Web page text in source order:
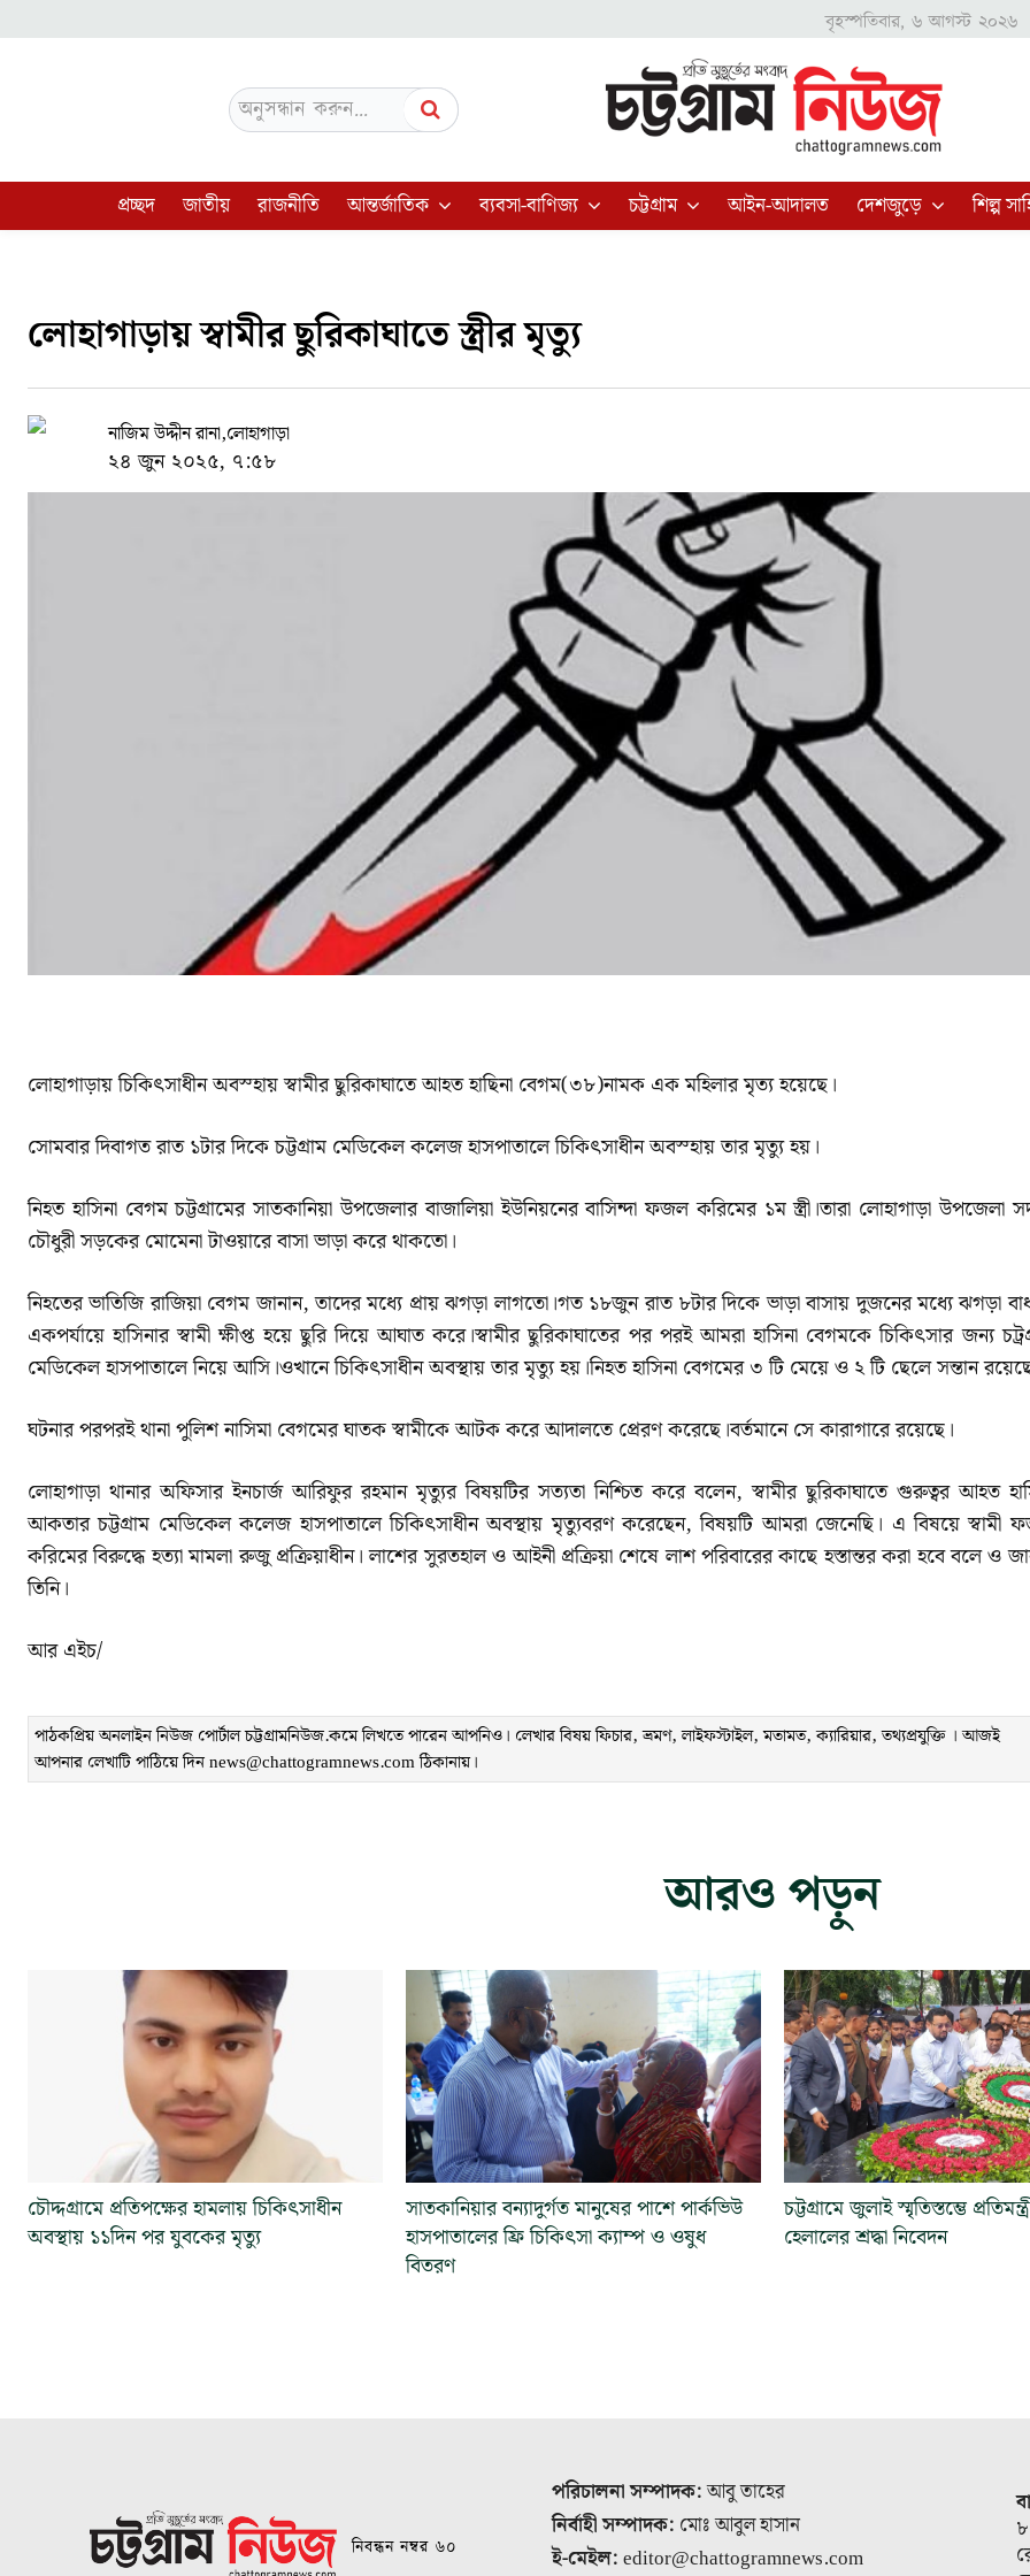
বৃহস্পতিবার, ৬ আগস্ট ২০২৬
অনুসন্ধান করুন...
প্রচ্ছদ জাতীয় রাজনীতি আন্তর্জাতিক ব্যবসা-বাণিজ্য চট্টগ্রাম আইন-আদালত দেশজুড়ে শিল্প
লোহাগাড়ায় স্বামীর ছুরিকাঘাতে স্ত্রীর মৃত্যু
নাজিম উদ্দীন রানা,লোহাগাড়া
২৪ জুন ২০২৫, ৭:৫৮
লোহাগাড়ায় চিকিৎসাধীন অবস্হায় স্বামীর ছুরিকাঘাতে আহত হাছিনা বেগম(৩৮)নামক এক মহিলার মৃত্য হয়েছে।
সোমবার দিবাগত রাত ১টার দিকে চট্টগ্রাম মেডিকেল কলেজ হাসপাতালে চিকিৎসাধীন অবস্হায় তার মৃত্যু হয়।
নিহত হাসিনা বেগম চট্টগ্রামের সাতকানিয়া উপজেলার বাজালিয়া ইউনিয়নের বাসিন্দা ফজল করিমের ১ম স্ত্রী।তারা লোহাগাড়া উপজেলা
চৌধুরী সড়কের মোমেনা টাওয়ারে বাসা ভাড়া করে থাকতো।
নিহতের ভাতিজি রাজিয়া বেগম জানান, তাদের মধ্যে প্রায় ঝগড়া লাগতো।গত ১৮জুন রাত ৮টার দিকে ভাড়া বাসায় দুজনের মধ্যে ঝগড়া
একপর্যায়ে হাসিনার স্বামী ক্ষীপ্ত হয়ে ছুরি দিয়ে আঘাত করে।স্বামীর ছুরিকাঘাতের পর পরই আমরা হাসিনা বেগমকে চিকিৎসার জন্য
মেডিকেল হাসপাতালে নিয়ে আসি।ওখানে চিকিৎসাধীন অবস্থায় তার মৃত্যু হয়।নিহত হাসিনা বেগমের ৩ টি মেয়ে ও ২ টি ছেলে সন্তান
ঘটনার পরপরই থানা পুলিশ নাসিমা বেগমের ঘাতক স্বামীকে আটক করে আদালতে প্রেরণ করেছে।বর্তমানে সে কারাগারে রয়েছে।
লোহাগাড়া থানার অফিসার ইনচার্জ আরিফুর রহমান মৃত্যুর বিষয়টির সত্যতা নিশ্চিত করে বলেন, স্বামীর ছুরিকাঘাতে গুরুত্বর আহত
আকতার চট্টগ্রাম মেডিকেল কলেজ হাসপাতালে চিকিৎসাধীন অবস্থায় মৃত্যুবরণ করেছেন, বিষয়টি আমরা জেনেছি। এ বিষয়ে স্বামী
করিমের বিরুদ্ধে হত্যা মামলা রুজু প্রক্রিয়াধীন। লাশের সুরতহাল ও আইনী প্রক্রিয়া শেষে লাশ পরিবারের কাছে হস্তান্তর করা হবে বলে ও
তিনি।
আর এইচ/
পাঠকপ্রিয় অনলাইন নিউজ পোর্টাল চট্টগ্রামনিউজ.কমে লিখতে পারেন আপনিও। লেখার বিষয় ফিচার, ভ্রমণ, লাইফস্টাইল, মতামত, ক্যারিয়ার, তথ্যপ্রযুক্তি । আজই
আপনার লেখাটি পাঠিয়ে দিন news@chattogramnews.com ঠিকানায়।
আরও পড়ুন
চৌদ্দগ্রামে প্রতিপক্ষের হামলায় চিকিৎসাধীন
অবস্থায় ১১দিন পর যুবকের মৃত্যু
সাতকানিয়ার বন্যাদুর্গত মানুষের পাশে পার্কভিউ
হাসপাতালের ফ্রি চিকিৎসা ক্যাম্প ও ওষুধ
বিতরণ
চট্টগ্রামে জুলাই স্মৃতিস্তম্ভে
হেলালের শ্রদ্ধা নিবেদন
নিবন্ধন নম্বর ৬০
পরিচালনা সম্পাদক:আবু তাহের
নির্বাহী সম্পাদক: মোঃ আবুল হাসান
ই-মেইল:editor@chattogramnews.com